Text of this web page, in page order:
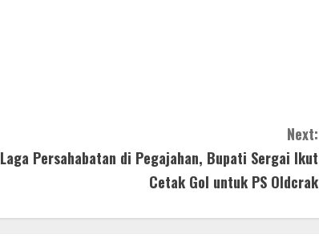
Next:
Laga Persahabatan di Pegajahan, Bupati Sergai Ikut
Cetak Gol untuk PS Oldcrak